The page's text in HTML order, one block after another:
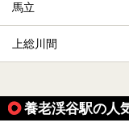
馬立
上総川間
養老渓谷駅の人